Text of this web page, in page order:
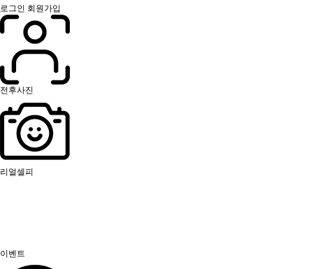
로그인 회원가입
전후사진
리얼셀피
이벤트